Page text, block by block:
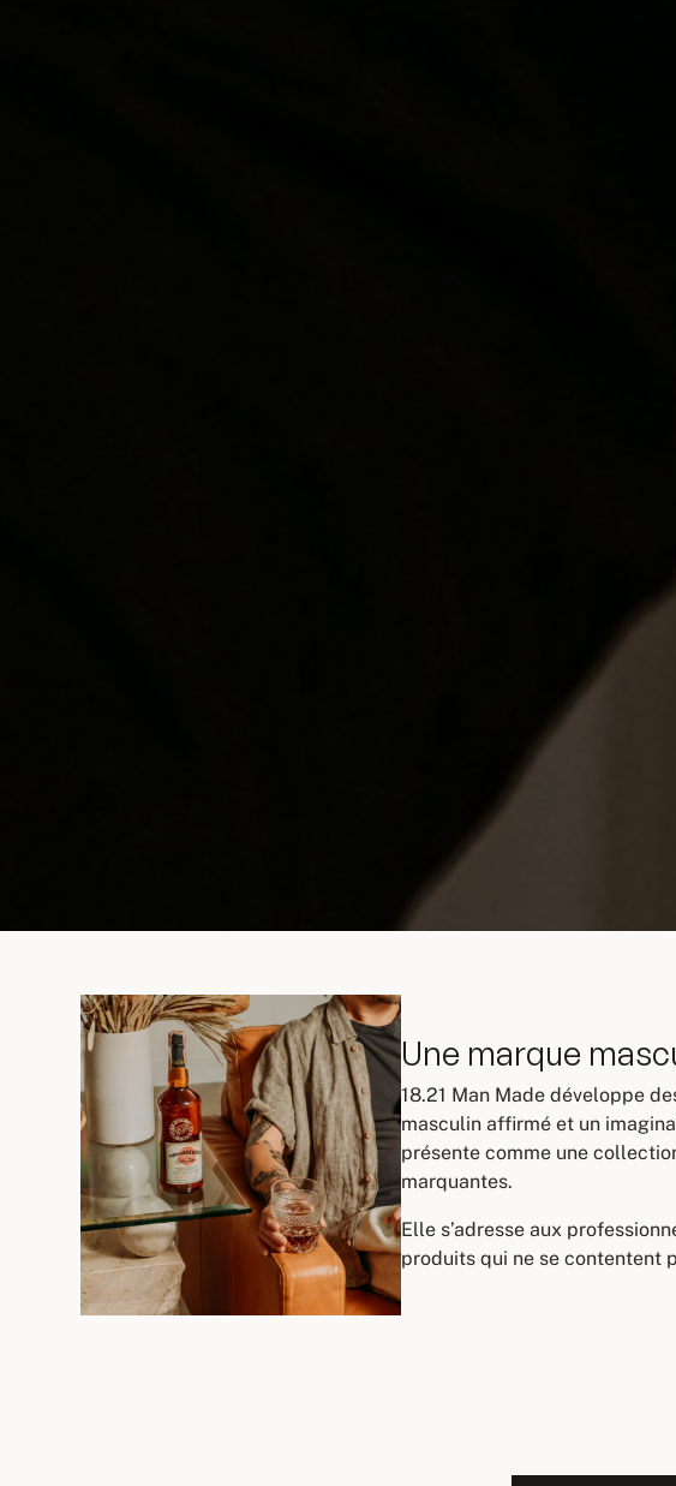
Une marque
18.21 Man Made développe
masculin affirmé et un
présente comme une
marquantes.
Elle s’adresse aux
produits qui ne se contentent